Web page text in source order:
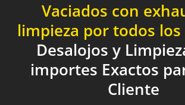
Vaciados con
limpieza por todos
Desalojos y
importes Exactos
Cliente